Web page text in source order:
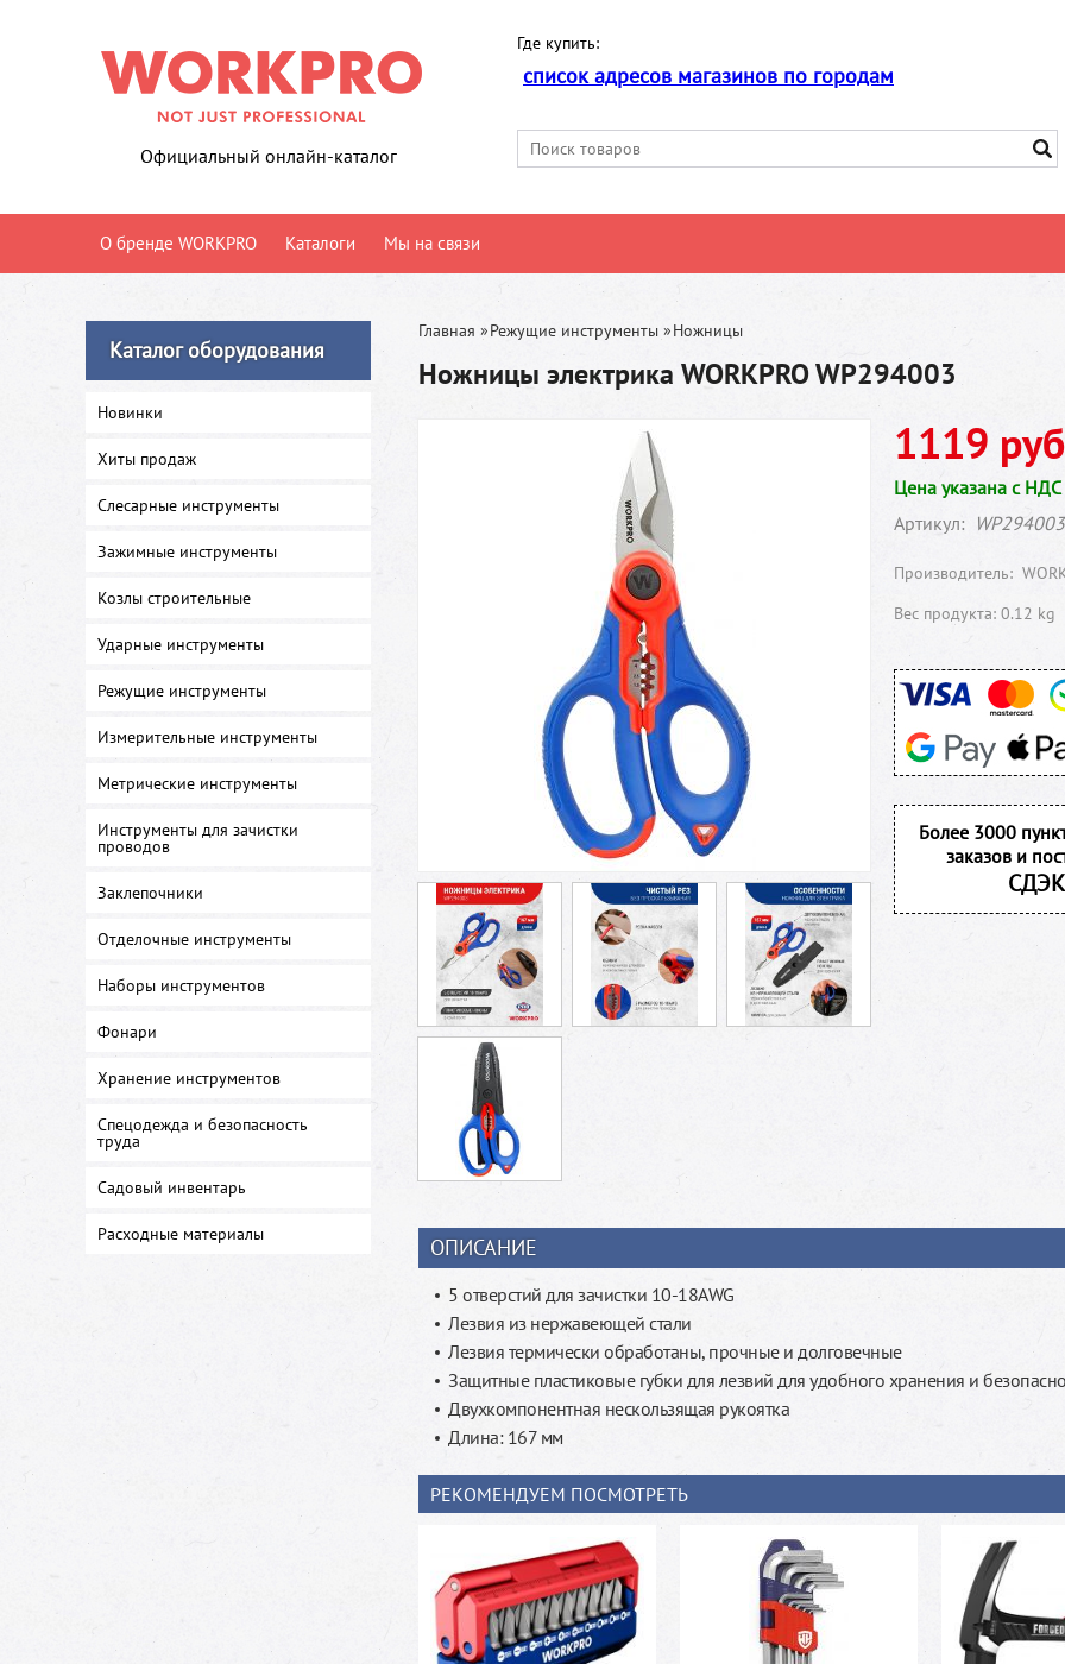
Официальный онлайн-каталог
Где купить:
список адресов магазинов по городам
О бренде WORKPRO Каталоги Мы на связи
Каталог оборудования
Новинки
Хиты продаж
Слесарные инструменты
Зажимные инструменты
Козлы строительные
Ударные инструменты
Режущие инструменты
Измерительные инструменты
Метрические инструменты
Инструменты для зачистки
проводов
Заклепочники
Отделочные инструменты
Наборы инструментов
Фонари
Хранение инструментов
Спецодежда и безопасность
труда
Садовый инвентарь
Расходные материалы
Главная »Режущие инструменты »Ножницы
Ножницы электрика WORKPRO WP294003
1119
Цена указана с НДС
Артикул: WP294003
Производитель:
Вес продукта: 0.12 kg
Более 3000
заказов и
СДЭК
ОПИСАНИЕ
5 отверстий для зачистки 10-18AWG
Лезвия из нержавеющей стали
Лезвия термически обработаны, прочные и долговечные
Защитные пластиковые губки для лезвий для удобного хранения и
Двухкомпонентная нескользящая рукоятка
Длина: 167 мм
РЕКОМЕНДУЕМ ПОСМОТРЕТЬ